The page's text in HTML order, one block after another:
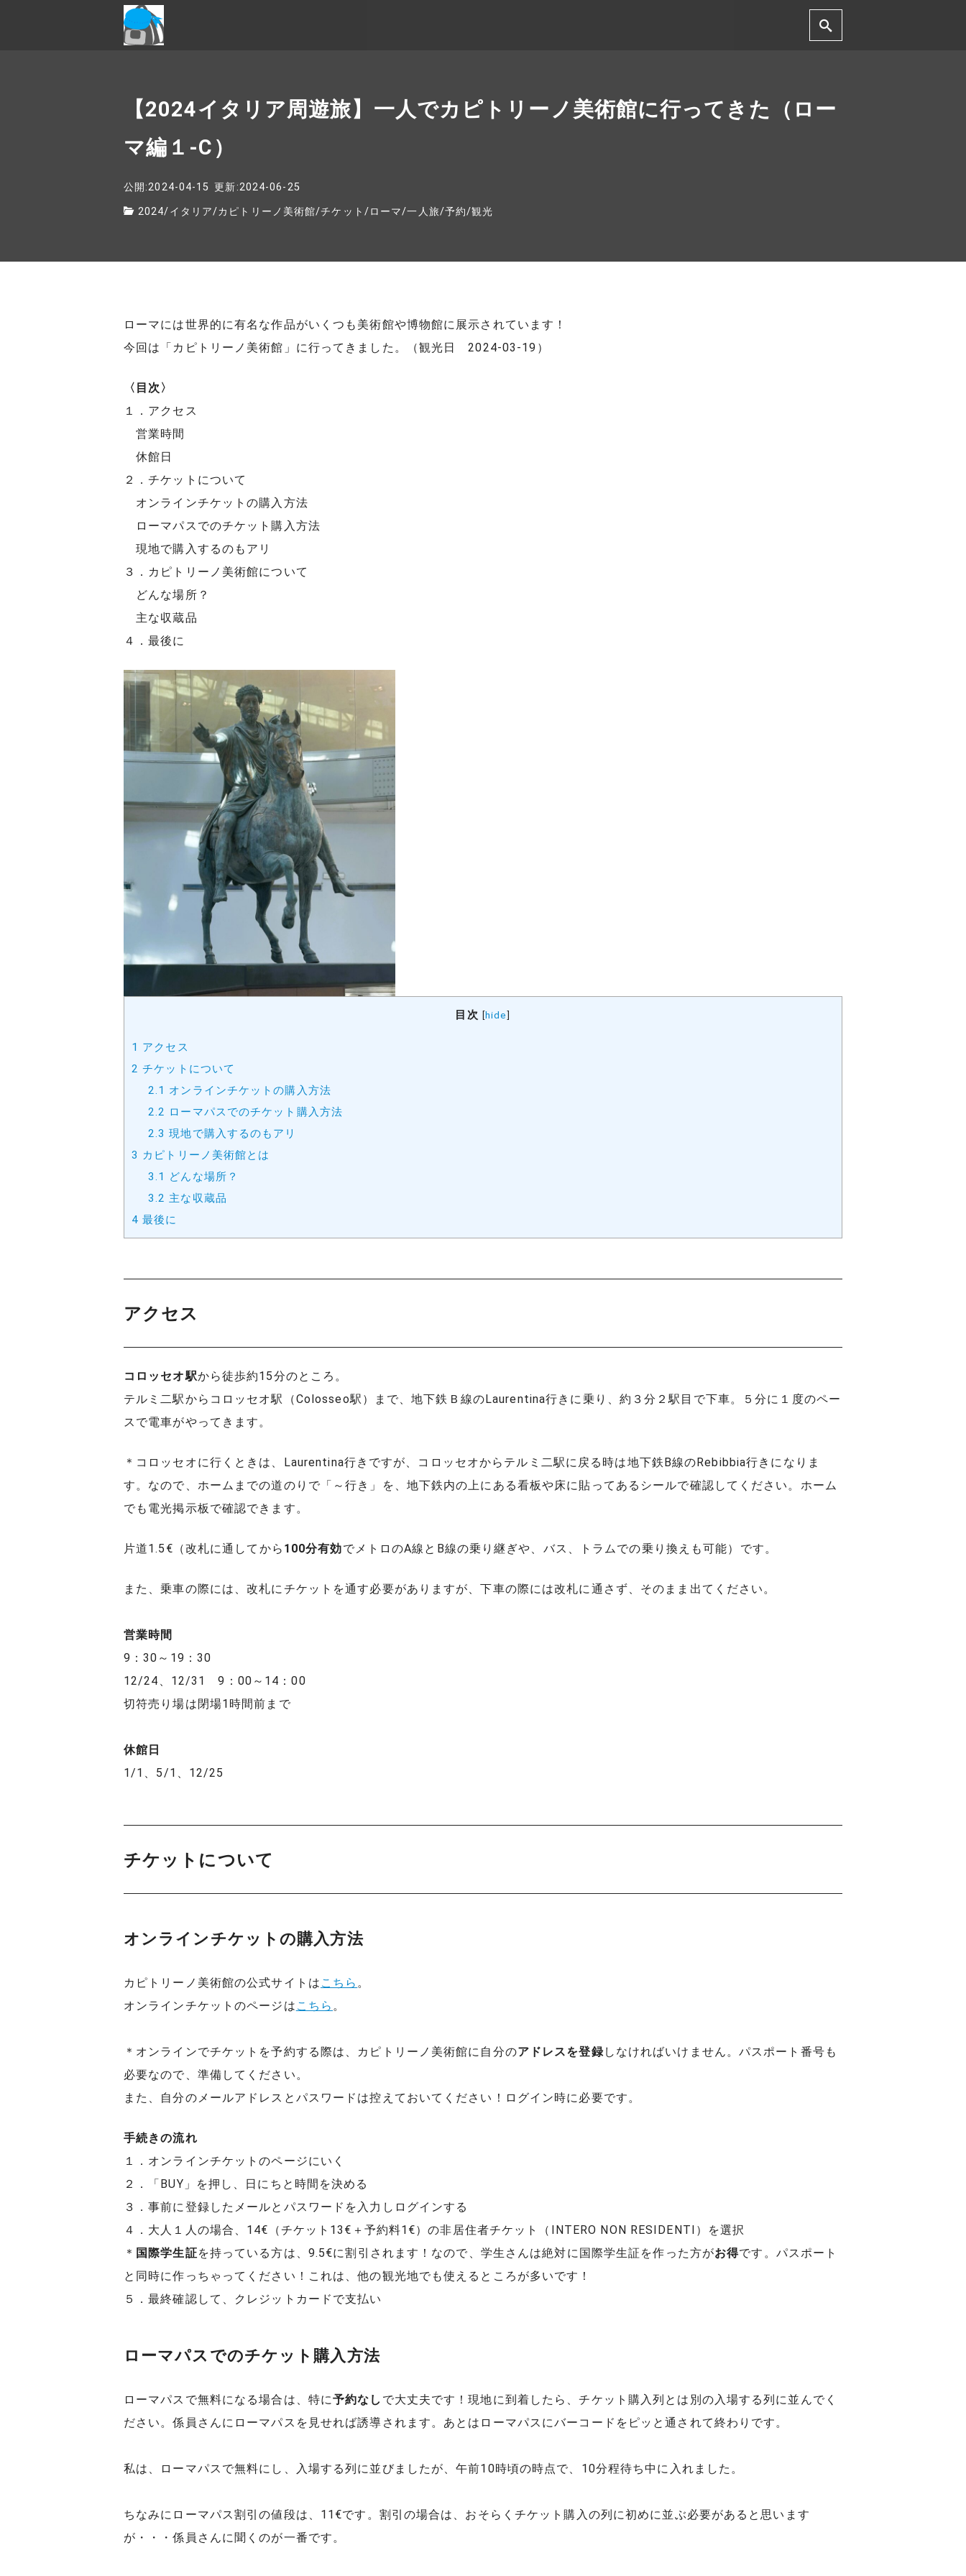
【2024イタリア周遊旅】一人でカピトリーノ美術館に行ってきた（ロー
マ編１-C）
公開:2024-04-15 更新:2024-06-25
2024/イタリア/カピトリーノ美術館/チケット /ローマ/一人旅/予約/観光
ローマには世界的に有名な作品がいくつも美術館や博物館に展示されています！
今回は「カピトリーノ美術館」に行ってきました。（観光日 2024-03-19）
〈目次〉
１．アクセス
営業時間
休館日
２．チケットについて
オンラインチケットの購入方法
ローマパスでのチケット購入方法
現地で購入するのもアリ
３．カピトリーノ美術館について
どんな場所？
主な収蔵品
４．最後に
目次 [hide]
1 アクセス
2 チケットについて
2.1 オンラインチケットの購入方法
2.2 ローマパスでのチケット購入方法
2.3 現地で購入するのもアリ
3 カピトリーノ美術館とは
3.1
どんな場所？
3.2 主な収蔵品
4 最後に
アクセス
コロッセオ駅から徒歩約15分のところ。
テルミ二駅からコロッセオ駅（Colosseo駅）まで、地下鉄Ｂ線のLaurentina行きに乗り、約３分２駅目で下車。５分に１度のペー
スで電車がやってきます。
＊コロッセオに行くときは、Laurentina行きですが、コロッセオからテルミ二駅に戻る時は地下鉄B線のRebibbia行きになりま
す。なので、ホームまでの道のりで「～行き」を、地下鉄内の上にある看板や床に貼ってあるシールで確認してください。ホーム
でも電光掲示板で確認できます。
片道1.5€（改札に通してから 100分有効でメトロのA線とB線の乗り継ぎや、バス、トラムでの乗り換えも可能）です。
また、乗車の際には、改札にチケットを通す必要がありますが、下車の際には改札に通さず、そのまま出てください。
営業時間
9：30～19：30
12/24、12/31 9：00～14：00
切符売り場は閉場1時間前まで
休館日
1/1、5/1、12/25
チケットについて
オンラインチケットの購入方法
カピトリーノ美術館の公式サイトは こちら 。
オンラインチケットのページは こちら 。
＊オンラインでチケットを予約する際は、カピトリーノ美術館に自分のアドレスを登録しなければいけません。パスポート番号も
必要なので、準備してください。
また、自分のメールアドレスとパスワードは控えておいてください！ログイン時に必要です。
手続きの流れ
１．オンラインチケットのページにいく
２．「BUY」を押し、日にちと時間を決める
３．事前に登録したメールとパスワードを入力しログインする
４．大人１人の場合、14€（チケット13€＋予約料1€）の非居住者チケット（INTERO NON RESIDENTI）を選択
＊ 国際学生証を持っている方は、9.5€に割引されます！なので、学生さんは絶対に国際学生証を作った方がお得です。パスポート
と同時に作っちゃってください！これは、他の観光地でも使えるところが多いです！
５．最終確認して、クレジットカードで支払い
ローマパスでのチケット購入方法
ローマパスで無料になる場合は、特に予約なし で大丈夫です！現地に到着したら、チケット購入列とは別の入場する列に並んでく
ださい。係員さんにローマパスを見せれば誘導されます。あとはローマパスにバーコードをピッと通されて終わりです。
私は、ローマパスで無料にし、入場する列に並びましたが、午前10時頃の時点で、10分程待ち中に入れました。
ちなみにローマパス割引の値段は、11€です。割引の場合は、おそらくチケット購入の列に初めに並ぶ必要があると思います
が・・・係員さんに聞くのが一番です。